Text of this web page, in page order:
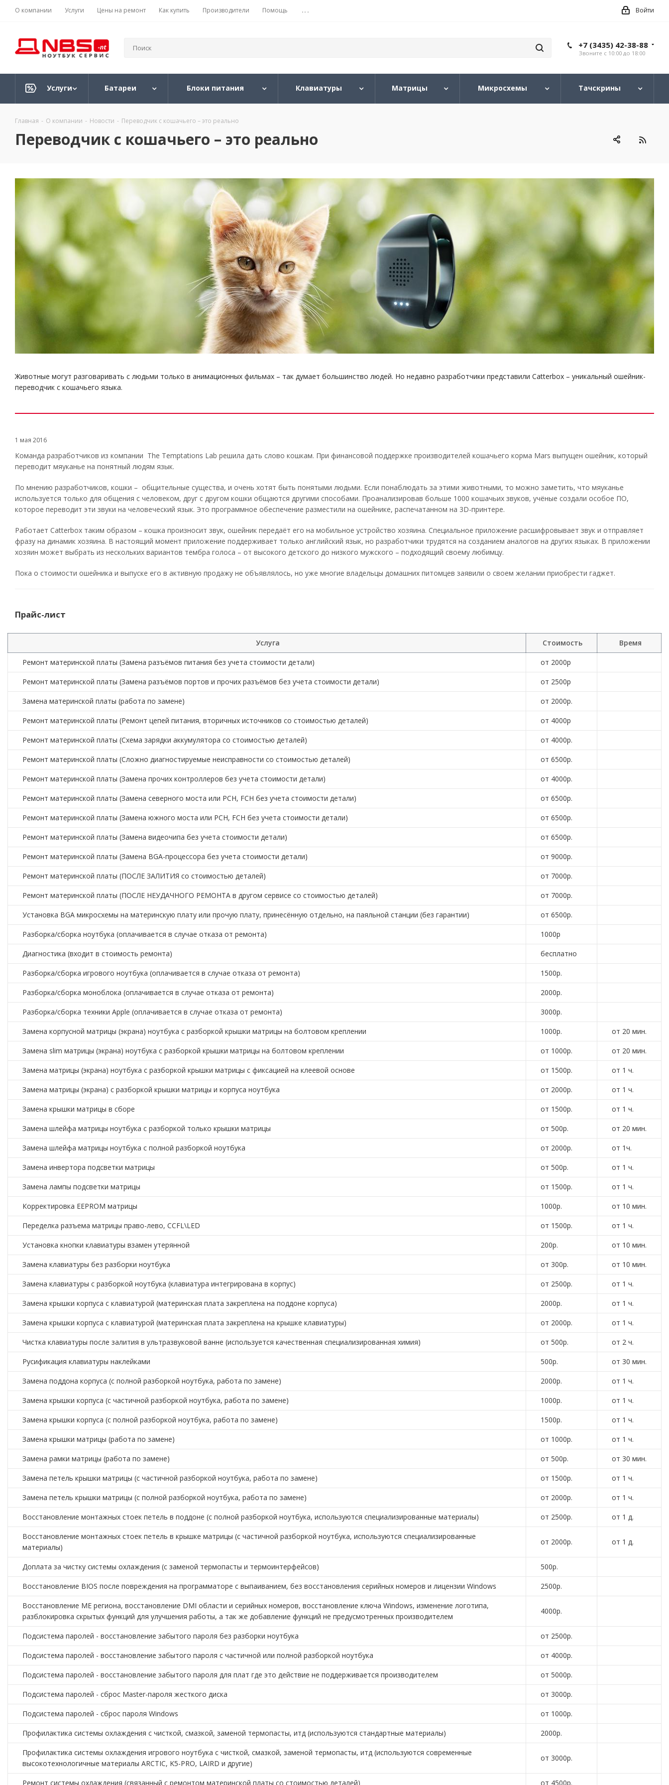
О компании Услуги Цены на ремонт Как купить Производители Помощь ... Войти
+7 (3435) 42-38-88
Звоните с 10:00 до 18:00
Услуги Батареи Блоки питания Клавиатуры Матрицы Микросхемы Тачскрины
Главная - О компании - Новости - Переводчик с кошачьего – это реально
Переводчик с кошачьего – это реально
Животные могут разговаривать с людьми только в анимационных фильмах – так думает большинство людей. Но недавно разработчики представили Catterbox – уникальный ошейник-
переводчик с кошачьего языка.
1 мая 2016
Команда разработчиков из компании The Temptations Lab решила дать слово кошкам. При финансовой поддержке производителей кошачьего корма Mars выпущен ошейник, который
переводит мяуканье на понятный людям язык.
По мнению разработчиков, кошки – общительные существа, и очень хотят быть понятыми людьми. Если понаблюдать за этими животными, то можно заметить, что мяуканье
используется только для общения с человеком, друг с другом кошки общаются другими способами. Проанализировав больше 1000 кошачьих звуков, учёные создали особое ПО,
которое переводит эти звуки на человеческий язык. Это программное обеспечение разместили на ошейнике, распечатанном на 3D-принтере.
Работает Catterbox таким образом – кошка произносит звук, ошейник передаёт его на мобильное устройство хозяина. Специальное приложение расшифровывает звук и отправляет
фразу на динамик хозяина. В настоящий момент приложение поддерживает только английский язык, но разработчики трудятся на созданием аналогов на других языках. В приложении
хозяин может выбрать из нескольких вариантов тембра голоса – от высокого детского до низкого мужского – подходящий своему любимцу.
Пока о стоимости ошейника и выпуске его в активную продажу не объявлялось, но уже многие владельцы домашних питомцев заявили о своем желании приобрести гаджет.
Прайс-лист
Услуга Стоимость Время
Ремонт материнской платы (Замена разъёмов питания без учета стоимости детали) от 2000р
Ремонт материнской платы (Замена разъёмов портов и прочих разъёмов без учета стоимости детали) от 2500р
Замена материнской платы (работа по замене) от 2000р.
Ремонт материнской платы (Ремонт цепей питания, вторичных источников со стоимостью деталей) от 4000р
Ремонт материнской платы (Схема зарядки аккумулятора со стоимостью деталей) от 4000р.
Ремонт материнской платы (Сложно диагностируемые неисправности со стоимостью деталей) от 6500р.
Ремонт материнской платы (Замена прочих контроллеров без учета стоимости детали) от 4000р.
Ремонт материнской платы (Замена северного моста или PCH, FCH без учета стоимости детали) от 6500р.
Ремонт материнской платы (Замена южного моста или PCH, FCH без учета стоимости детали) от 6500р.
Ремонт материнской платы (Замена видеочипа без учета стоимости детали) от 6500р.
Ремонт материнской платы (Замена BGA-процессора без учета стоимости детали) от 9000р.
Ремонт материнской платы (ПОСЛЕ ЗАЛИТИЯ со стоимостью деталей) от 7000р.
Ремонт материнской платы (ПОСЛЕ НЕУДАЧНОГО РЕМОНТА в другом сервисе со стоимостью деталей) от 7000р.
Установка BGA микросхемы на материнскую плату или прочую плату, принесённую отдельно, на паяльной станции (без гарантии) от 6500р.
Разборка/сборка ноутбука (оплачивается в случае отказа от ремонта) 1000р
Диагностика (входит в стоимость ремонта) бесплатно
Разборка/сборка игрового ноутбука (оплачивается в случае отказа от ремонта) 1500р.
Разборка/сборка моноблока (оплачивается в случае отказа от ремонта) 2000р.
Разборка/сборка техники Apple (оплачивается в случае отказа от ремонта) 3000р.
Замена корпусной матрицы (экрана) ноутбука с разборкой крышки матрицы на болтовом креплении 1000р. от 20 мин.
Замена slim матрицы (экрана) ноутбука с разборкой крышки матрицы на болтовом креплении от 1000р. от 20 мин.
Замена матрицы (экрана) ноутбука с разборкой крышки матрицы с фиксацией на клеевой основе от 1500р. от 1 ч.
Замена матрицы (экрана) с разборкой крышки матрицы и корпуса ноутбука от 2000р. от 1 ч.
Замена крышки матрицы в сборе от 1500р. от 1 ч.
Замена шлейфа матрицы ноутбука с разборкой только крышки матрицы от 500р. от 20 мин.
Замена шлейфа матрицы ноутбука с полной разборкой ноутбука от 2000р. от 1ч.
Замена инвертора подсветки матрицы от 500р. от 1 ч.
Замена лампы подсветки матрицы от 1500р. от 1 ч.
Корректировка EEPROM матрицы 1000р. от 10 мин.
Переделка разъема матрицы право-лево, CCFL\LED от 1500р. от 1 ч.
Установка кнопки клавиатуры взамен утерянной 200р. от 10 мин.
Замена клавиатуры без разборки ноутбука от 300р. от 10 мин.
Замена клавиатуры с разборкой ноутбука (клавиатура интегрирована в корпус) от 2500р. от 1 ч.
Замена крышки корпуса с клавиатурой (материнская плата закреплена на поддоне корпуса) 2000р. от 1 ч.
Замена крышки корпуса с клавиатурой (материнская плата закреплена на крышке клавиатуры) от 2000р. от 1 ч.
Чистка клавиатуры после залития в ультразвуковой ванне (используется качественная специализированная химия) от 500р. от 2 ч.
Русификация клавиатуры наклейками 500р. от 30 мин.
Замена поддона корпуса (с полной разборкой ноутбука, работа по замене) 2000р. от 1 ч.
Замена крышки корпуса (с частичной разборкой ноутбука, работа по замене) 1000р. от 1 ч.
Замена крышки корпуса (с полной разборкой ноутбука, работа по замене) 1500р. от 1 ч.
Замена крышки матрицы (работа по замене) от 1000р. от 1 ч.
Замена рамки матрицы (работа по замене) от 500р. от 30 мин.
Замена петель крышки матрицы (с частичной разборкой ноутбука, работа по замене) от 1500р. от 1 ч.
Замена петель крышки матрицы (с полной разборкой ноутбука, работа по замене) от 2000р. от 1 ч.
Восстановление монтажных стоек петель в поддоне (с полной разборкой ноутбука, используются специализированные материалы) от 2500р. от 1 д.
Восстановление монтажных стоек петель в крышке матрицы (с частичной разборкой ноутбука, используются специализированные
материалы)
от 2000р. от 1 д.
Доплата за чистку системы охлаждения (с заменой термопасты и термоинтерфейсов) 500р.
Восстановление BIOS после повреждения на программаторе с выпаиванием, без восстановления серийных номеров и лицензии Windows 2500р.
Восстановление ME региона, восстановление DMI области и серийных номеров, восстановление ключа Windows, изменение логотипа,
разблокировка скрытых функций для улучшения работы, а так же добавление функций не предусмотренных производителем
4000р.
Подсистема паролей - восстановление забытого пароля без разборки ноутбука от 2500р.
Подсистема паролей - восстановление забытого пароля с частичной или полной разборкой ноутбука от 4000р.
Подсистема паролей - восстановление забытого пароля для плат где это действие не поддерживается производителем от 5000р.
Подсистема паролей - сброс Master-пароля жесткого диска от 3000р.
Подсистема паролей - сброс пароля Windows от 1000р.
Профилактика системы охлаждения с чисткой, смазкой, заменой термопасты, итд (используются стандартные материалы) 2000р.
Профилактика системы охлаждения игрового ноутбука с чисткой, смазкой, заменой термопасты, итд (используются современные
высокотехнологичные материалы ARCTIC, K5-PRO, LAIRD и другие)
от 3000р.
Ремонт системы охлаждения (связанный с ремонтом материнской платы со стоимостью деталей) от 4500р.